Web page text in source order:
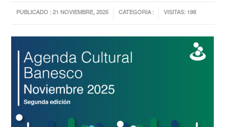
PUBLICADO : 21 NOVIEMBRE, 2025 CATEGORIA : VISITAS: 198